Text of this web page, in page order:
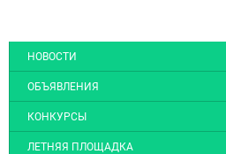
НОВОСТИ
ОБЪЯВЛЕНИЯ
КОНКУРСЫ
ЛЕТНЯЯ ПЛОЩАДКА